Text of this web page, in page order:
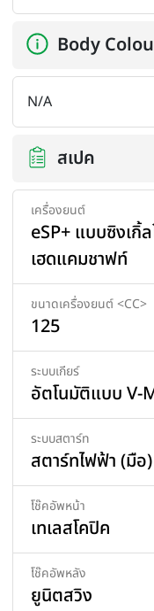
Body
N/A
สเปค
เครื่องยนต์
eSP+ แบบซิงเกิ้ล
เฮดแคมชาฟท์
ขนาดเครื่องยนต์ <CC>
125
ระบบเกียร์
อัตโนมัติแบบ V-
ระบบสตาร์ท
สตาร์ทไฟฟ้า (มือ)
โช๊คอัพหน้า
เทเลสโคปิค
โช๊คอัพหลัง
ยูนิตสวิง